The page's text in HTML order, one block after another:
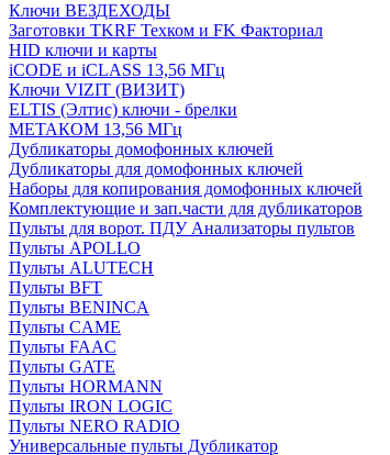
Ключи ВЕЗДЕХОДЫ
Заготовки TKRF Техком и FK Факториал
HID ключи и карты
iCODE и iCLASS 13,56 МГц
Ключи VIZIT (ВИЗИТ)
ELTIS (Элтис) ключи - брелки
МЕТАКОМ 13,56 МГц
Дубликаторы домофонных ключей
Дубликаторы для домофонных ключей
Наборы для копирования домофонных ключей
Комплектующие и зап.части для дубликаторов
Пульты для ворот. ПДУ Анализаторы пультов
Пульты APOLLO
Пульты ALUTECH
Пульты BFT
Пульты BENINCA
Пульты CAME
Пульты FAAC
Пульты GATE
Пульты HORMANN
Пульты IRON LOGIC
Пульты NERO RADIO
Универсальные пульты Дубликатор